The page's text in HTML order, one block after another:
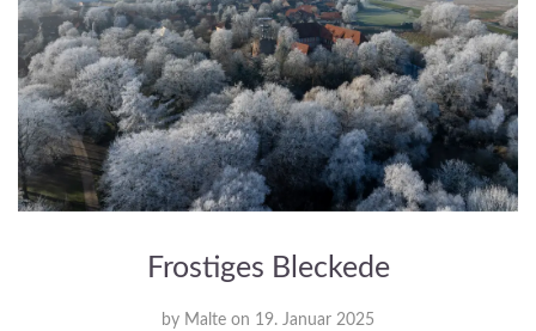
Frostiges Bleckede
by Malte on 19. Januar 2025